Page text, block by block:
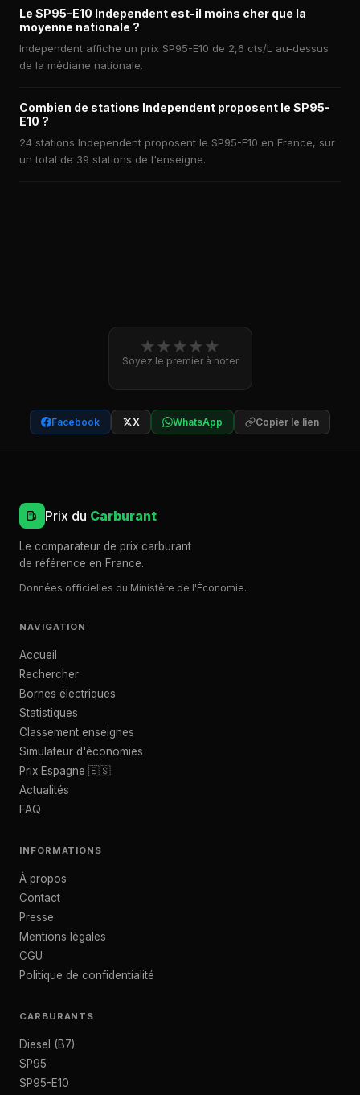
Le SP95-E10 Independent est-il moins cher que la
moyenne nationale ?
Independent affiche un prix SP95-E10 de 2,6 cts/L au-dessus
de la médiane nationale.
Combien de stations Independent proposent le SP95-
E10 ?
24 stations Independent proposent le SP95-E10 en France, sur
un total de 39 stations de l'enseigne.
★★★★★
Soyez le premier à noter
Facebook X WhatsApp Copier le lien
Prix du Carburant
Le comparateur de prix carburant
de référence en France.
Données officielles du Ministère de l'Économie.
NAVIGATION
Accueil
Rechercher
Bornes électriques
Statistiques
Classement enseignes
Simulateur d'économies
Prix Espagne 🇪🇸
Actualités
FAQ
INFORMATIONS
À propos
Contact
Presse
Mentions légales
CGU
Politique de confidentialité
CARBURANTS
Diesel (B7)
SP95
SP95-E10